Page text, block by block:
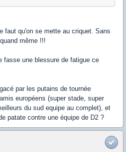
faut qu'on se mette au criquet. Sans
même !!!
fasse une blessure de fatigue ce
par les putains de tournée
européens (super stade, super
du sud equipe au complet), et
patate contre une équipe de D2 ?